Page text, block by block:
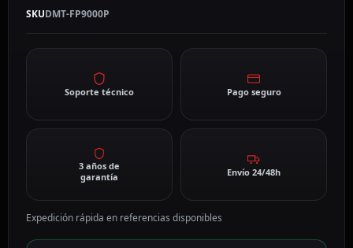
SKUDMT-FP9000P
Soporte técnico Pago seguro
3 años de
garantía
Envío 24/48h
Expedición rápida en referencias disponibles